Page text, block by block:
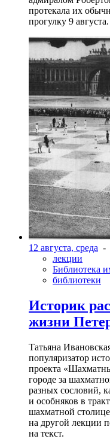
протекала их
прогулку 9
12 августа, среда -
лекции
Библиотека
библиотеки
Историк
жизни
Татьяна
популяризатор
проекта
городе за
разных сословий,
и особняков в
шахматной
на другой лекции
на текст.